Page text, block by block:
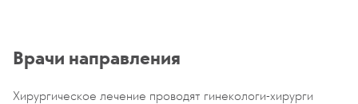
Врачи направления
Хирургическое лечение проводят гинекологи-хирурги